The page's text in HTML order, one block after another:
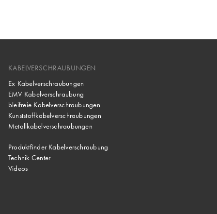
KABELVERSCHRAUBUNGEN
Ex Kabelverschraubungen
EMV Kabelverschraubung
bleifreie Kabelverschraubungen
Kunststoffkabelverschraubungen
Metallkabelverschraubungen
Produktfinder Kabelverschraubung
Technik Center
Videos